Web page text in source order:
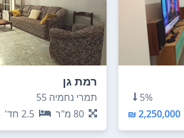
5%
2,250,000 ₪
רמת גן
תמרי נחמיה 55
80 מ"ר 2.5חד'